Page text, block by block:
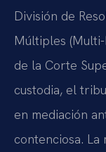
División de
Múltiples
de la Corte
custodia, el
en mediación
contenciosa.